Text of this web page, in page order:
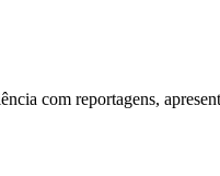
com reportagens,